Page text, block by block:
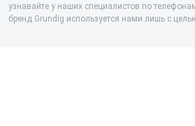
Портативных колонок
узнавайте у наших специалистов по
бренд Grundig используется нами лишь с